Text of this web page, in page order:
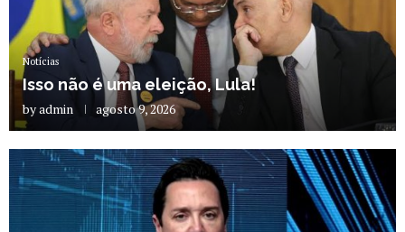
Notícias
Isso não é uma eleição, Lula!
byadmin agosto 9, 2026